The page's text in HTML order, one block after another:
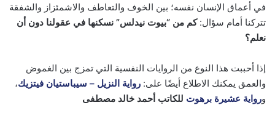
في أعماق الإنسان نفسه؛ بين الخوف والتعاطف والاشمئزاز والشفقة
تتركنا أمام سؤال:كم من “بيوت نيدلس” نسكنها في عقولنا دون أن
نعلم؟
إذا أحببت هذا النوع من الروايات النفسية التي تمزج بين الغموض
والعمق يمكنك الاطلاع أيضًا على: رواية النزيل – سيباستيان فيتزيك،
ورواية عشيرة برهوت للكاتب أحمد خالد مصطفى